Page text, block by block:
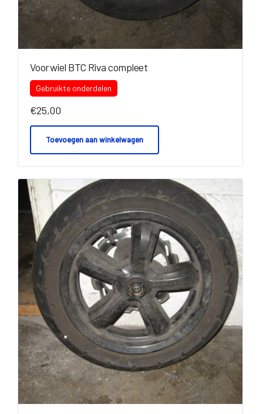
Voorwiel BTC Riva compleet
Gebruikte onderdelen
€25,00
Toevoegen aan winkelwagen